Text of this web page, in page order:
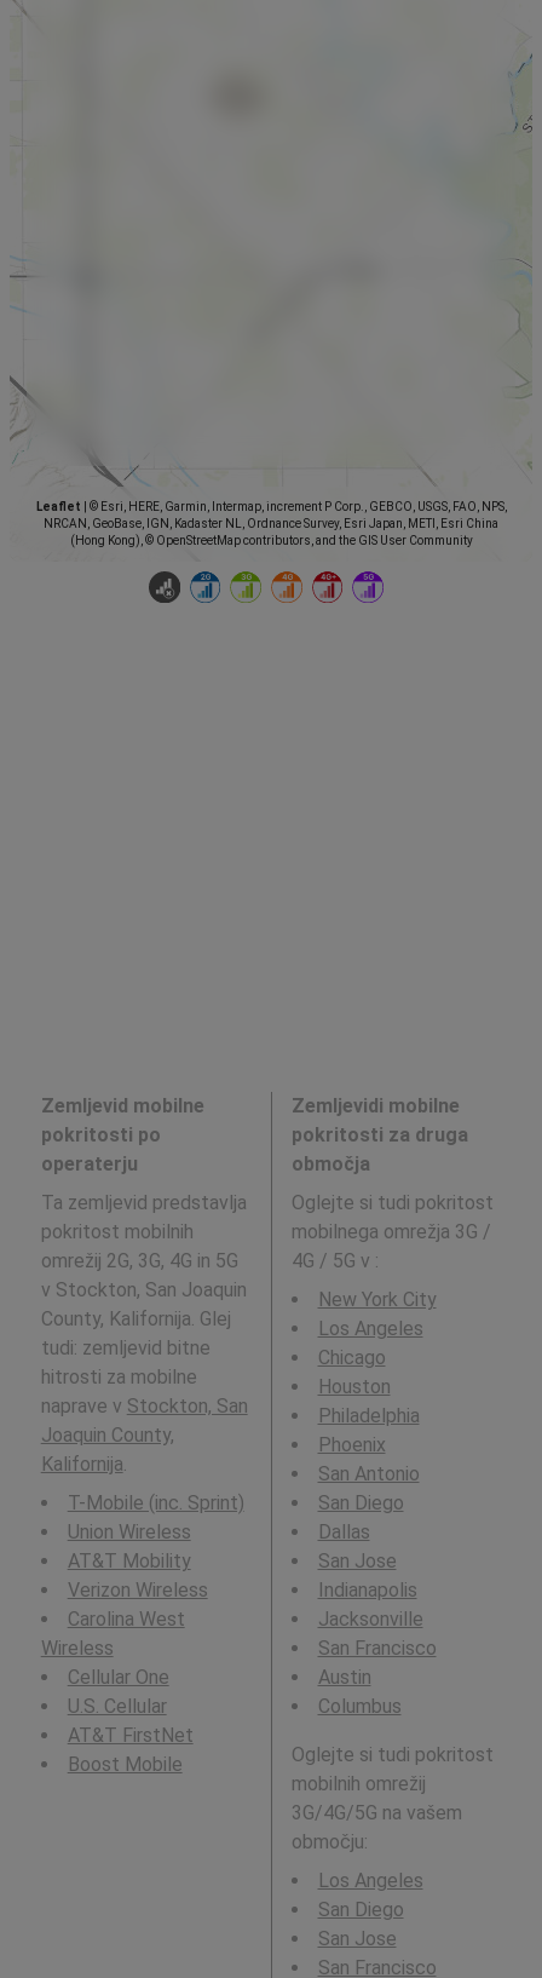
Leaflet
© Esri, HERE, Garmin, Intermap, increment P Corp., GEBCO, USGS, FAO, NPS,
NRCAN, GeoBase, IGN, Kadaster NL, Ordnance Survey, Esri Japan, METI, Esri China
(Hong Kong), © OpenStreetMap contributors, and the GIS User Community
Zemljevid mobilne
pokritosti po
operaterju
Ta zemljevid predstavlja
pokritost mobilnih
omrežij 2G, 3G, 4G in 5G
v Stockton, San Joaquin
County, Kalifornija. Glej
tudi: zemljevid bitne
hitrosti za mobilne
naprave v Stockton, San
Joaquin County,
Kalifornija
T-Mobile (inc. Sprint)
Union Wireless
AT&T Mobility
Verizon Wireless
Carolina West
Wireless
Cellular One
U.S. Cellular
AT&T FirstNet
Boost Mobile
Zemljevidi mobilne
pokritosti za druga
območja
Oglejte si tudi pokritost
mobilnega omrežja 3G /
4G / 5G v :
New York City
Los Angeles
Chicago
Houston
Philadelphia
Phoenix
San Antonio
San Diego
Dallas
San Jose
Indianapolis
Jacksonville
San Francisco
Austin
Columbus
Oglejte si tudi pokritost
mobilnih omrežij
3G/4G/5G na vašem
območju:
Los Angeles
San Diego
San Jose
San Francisco